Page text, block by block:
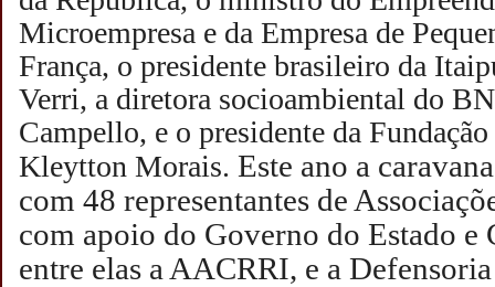
Microempresa e da Empresa de
França, o presidente brasileiro da
Verri, a diretora socioambiental do
Campello, e o presidente da
Kleytton Morais. Este ano a
com 48 representantes de
com apoio do Governo do Estado e
entre elas a AACRRI, e a